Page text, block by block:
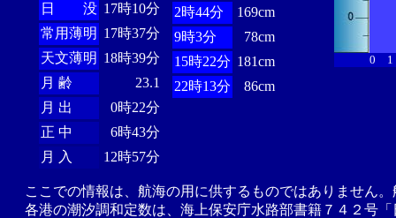
日 没 17時10分
常用薄明 17時37分
天文薄明 18時39分
月 齢
23.1
月 出
0時22分
正 中
6時43分
月 入
12時57分
2時44分
169cm
9時3分
78cm
15時22分 181cm
22時13分
86cm
0 1
ここでの情報は、航海の用に供するものではありません
各港の潮汐調和定数は、海上保安庁水路部書籍７４２号